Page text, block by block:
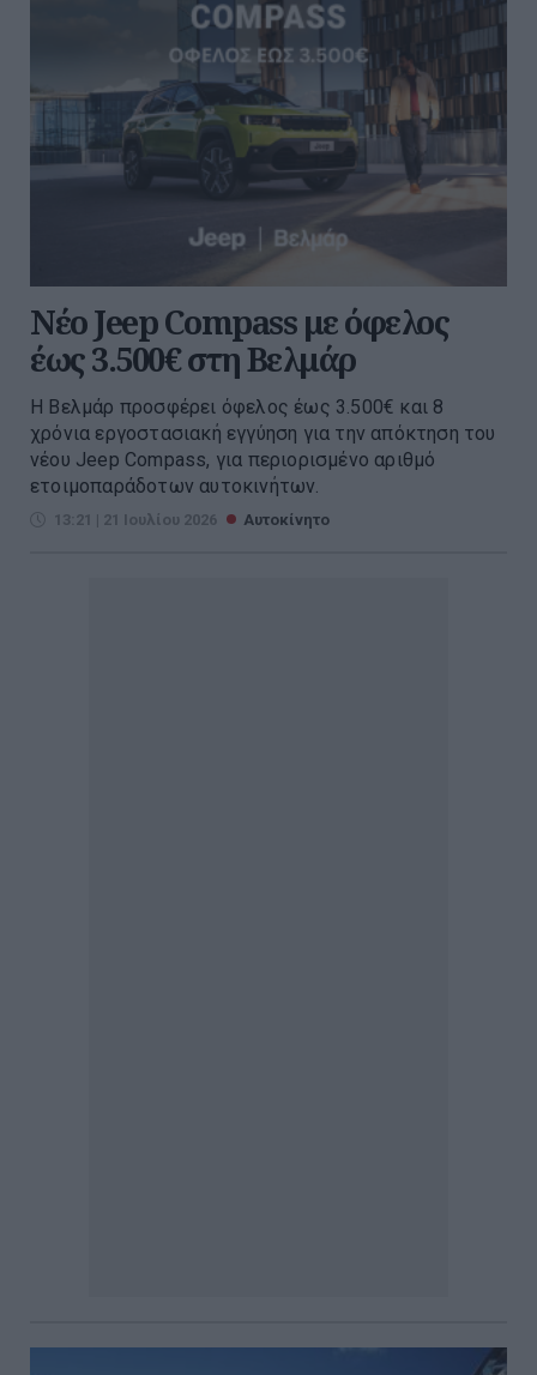
Νέο Jeep Compass με όφελος
έως 3.500€ στη Βελμάρ
Η Βελμάρ προσφέρει όφελος έως 3.500€ και 8
χρόνια εργοστασιακή εγγύηση για την απόκτηση του
νέου Jeep Compass, για περιορισμένο αριθμό
ετοιμοπαράδοτων αυτοκινήτων.
13:21 | 21 Ιουλίου 2026 Αυτοκίνητο